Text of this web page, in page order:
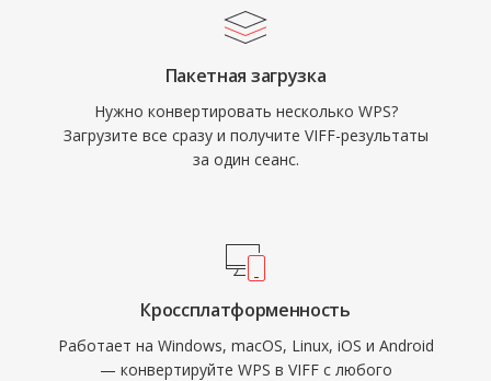
Пакетная загрузка
Нужно конвертировать несколько WPS?
Загрузите все сразу и получите VIFF-результаты
за один сеанс.
Кроссплатформенность
Работает на Windows, macOS, Linux, iOS и Android
— конвертируйте WPS в VIFF с любого